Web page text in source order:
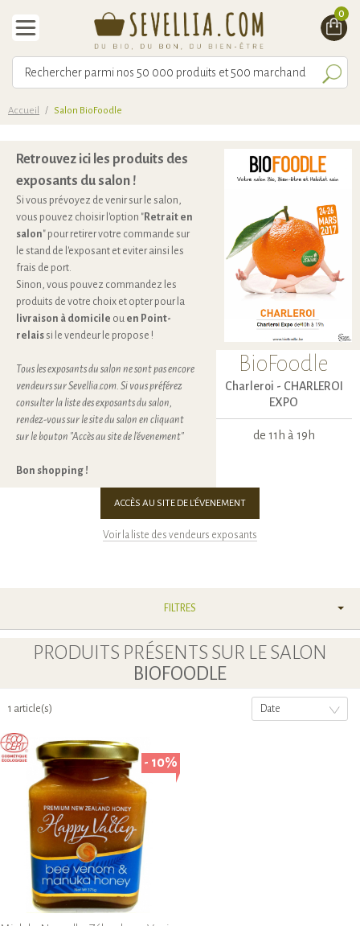
0
Accueil / Salon BioFoodle
Retrouvez ici les produits des
exposants du salon !
Si vous prévoyez de venir sur le salon,
vous pouvez choisir l'option "Retrait en
salon" pour retirer votre commande sur
le stand de l'exposant et eviter ainsi les
frais de port.
Sinon, vous pouvez commandez les
produits de votre choix et opter pour la
livraison à domicile ou en Point-
relais si le vendeur le propose !
Tous les exposants du salon ne sont pas encore
vendeurs sur Sevellia.com. Si vous préférez
consulter la liste des exposants du salon,
rendez-vous sur le site du salon en cliquant
sur le bouton "Accès au site de l'évenement"
Bon shopping !
BioFoodle
Charleroi - CHARLEROI
EXPO
de 11h à 19h
ACCÈS AU SITE DE L'ÉVENEMENT
Voir la liste des vendeurs exposants
FILTRES
PRODUITS PRÉSENTS SUR LE SALON
BIOFOODLE
1 article(s) Date
- 10%